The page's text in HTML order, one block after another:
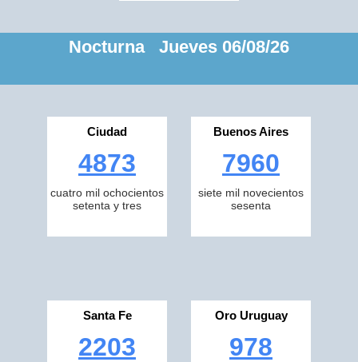
Nocturna Jueves 06/08/26
Ciudad
4873
cuatro mil ochocientos
setenta y tres
Buenos Aires
7960
siete mil novecientos
sesenta
Santa Fe
2203
Oro Uruguay
978